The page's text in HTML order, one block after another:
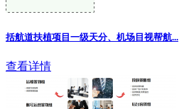
括航道扶植项目一级天分、机场目视帮航...
查看详情